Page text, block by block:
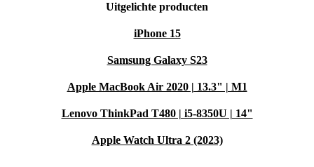
Uitgelichte producten
iPhone 15
Samsung Galaxy S23
Apple MacBook Air 2020 | 13.3" | M1
Lenovo ThinkPad T480 | i5-8350U | 14"
Apple Watch Ultra 2 (2023)